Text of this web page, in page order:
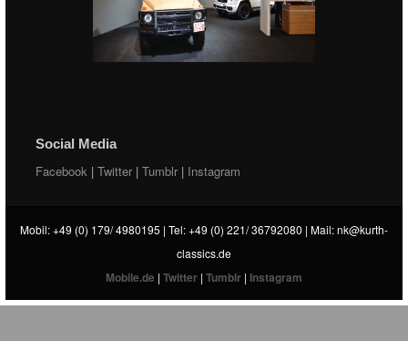
Social Media
Facebook |Twitter |Tumblr | Instagram
Mobil: +49 (0) 179/ 4980195 | Tel: +49 (0) 221/ 36792080 | Mail:nk@kurth-
classics.de
Mobile.de | Twitter | Tumblr | Instagram